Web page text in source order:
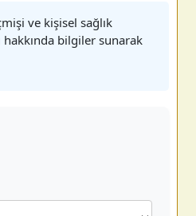
ve kişisel sağlık
hakkında bilgiler sunarak